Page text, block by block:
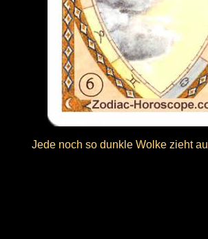
Jede noch so dunkle Wolke zieht